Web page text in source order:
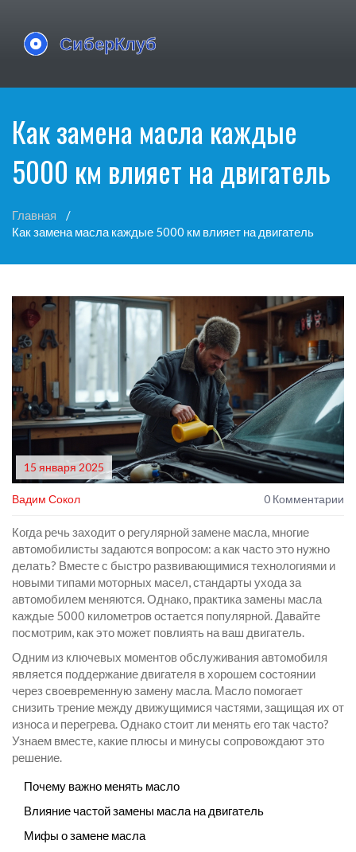
Как замена масла каждые
5000 км влияет на двигатель
Главная
Как замена масла каждые 5000 км влияет на двигатель
15 января 2025
Вадим Сокол 0 Комментарии
Когда речь заходит о регулярной замене масла, многие
автомобилисты задаются вопросом: а как часто это нужно
делать? Вместе с быстро развивающимися технологиями и
новыми типами моторных масел, стандарты ухода за
автомобилем меняются. Однако, практика замены масла
каждые 5000 километров остается популярной. Давайте
посмотрим, как это может повлиять на ваш двигатель.
Одним из ключевых моментов обслуживания автомобиля
является поддержание двигателя в хорошем состоянии
через своевременную замену масла. Масло помогает
снизить трение между движущимися частями, защищая их от
износа и перегрева. Однако стоит ли менять его так часто?
Узнаем вместе, какие плюсы и минусы сопровождают это
решение.
Почему важно менять масло
Влияние частой замены масла на двигатель
Мифы о замене масла